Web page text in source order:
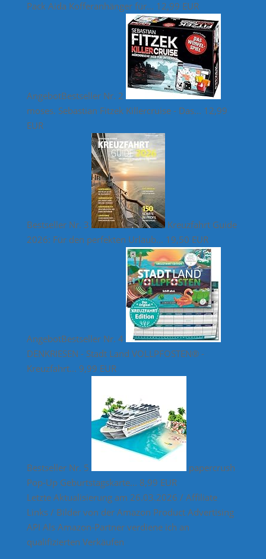
Pack Aida Kofferanhänger für... 12,99 EUR
AngebotBestseller Nr. 2
moses. Sebastian Fitzek Killercruise - Das... 12,99
EUR
Bestseller Nr. 3
Kreuzfahrt Guide
2026: Für den perfekten Urlaub... 19,50 EUR
AngebotBestseller Nr. 4
DENKRIESEN - Stadt Land VOLLPFOSTEN® -
Kreuzfahrt... 9,99 EUR
Bestseller Nr. 5
papercrush
Pop-Up Geburtstagskarte... 8,99 EUR
Letzte Aktualisierung am 26.03.2026 / Affiliate
Links / Bilder von der Amazon Product Advertising
API Als Amazon-Partner verdiene ich an
qualifizierten Verkäufen